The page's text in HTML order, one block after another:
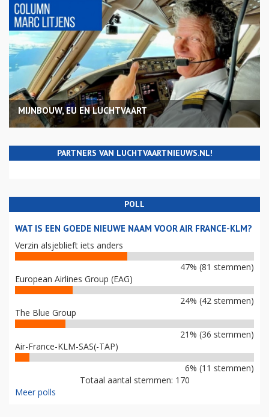
MIJNBOUW, EU EN LUCHTVAART
PARTNERS VAN LUCHTVAARTNIEUWS.NL!
POLL
WAT IS EEN GOEDE NIEUWE NAAM VOOR AIR FRANCE-KLM?
Verzin alsjeblieft iets anders
47% (81 stemmen)
European Airlines Group (EAG)
24% (42 stemmen)
The Blue Group
21% (36 stemmen)
Air-France-KLM-SAS(-TAP)
6% (11 stemmen)
Totaal aantal stemmen: 170
Meer polls